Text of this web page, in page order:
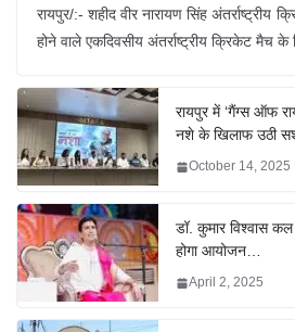
रायपुर/:- शहीद वीर नारायण सिंह अंतर्राष्ट्रीय
होने वाले एकदिवसीय अंतर्राष्ट्रीय क्रिकेट मैच के
रायपुर में ‘गैंग्स ऑफ
नशे के खिलाफ उठी
October 14, 2025
डॉ. कुमार विश्वास
होगा आयोजन…
April 2, 2025